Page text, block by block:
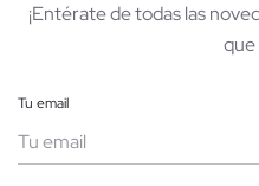
¡Entérate de todas las
que
Tu email